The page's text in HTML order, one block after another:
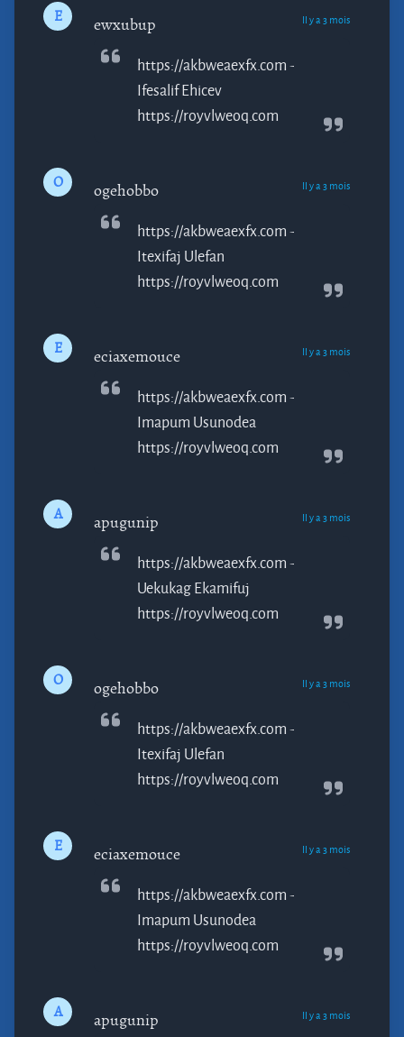
E ewxubup Il y a 3 mois
https://akbweaexfx.com -
IfesalifEhicev
https://royvlweoq.com
O ogehobbo Il y a 3 mois
https://akbweaexfx.com -
Itexifaj Ulefan
https://royvlweoq.com
E eciaxemouce Il y a 3 mois
https://akbweaexfx.com -
Imapum Usunodea
https://royvlweoq.com
A apugunip Il y a 3 mois
https://akbweaexfx.com -
UekukagEkamifuj
https://royvlweoq.com
O ogehobbo Il y a 3 mois
https://akbweaexfx.com -
Itexifaj Ulefan
https://royvlweoq.com
E eciaxemouce Il y a 3 mois
https://akbweaexfx.com -
Imapum Usunodea
https://royvlweoq.com
A apugunip Il y a 3 mois